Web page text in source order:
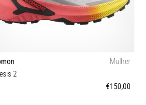
Mulher
2
€150,00